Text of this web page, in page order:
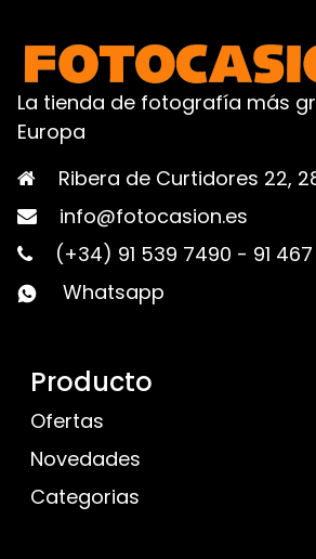
La tienda de fotografía más
Europa
Ribera de Curtidores 22,
info@fotocasion.es
(+34) 91 539 7490 - 91
Whatsapp
Producto
Ofertas
Novedades
Categorias